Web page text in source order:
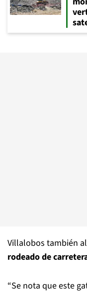
Villalobos también
rodeado de
“Se nota que este